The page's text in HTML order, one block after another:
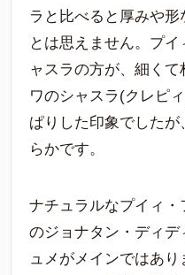
ラと比べると厚みや
とは思えません。プ
ャスラの方が、細く
ワのシャスラ(クレピ
ぱりした印象でした
らかです。
ナチュラルなプイィ
のジョナタン・ディ
ュメがメインではあり